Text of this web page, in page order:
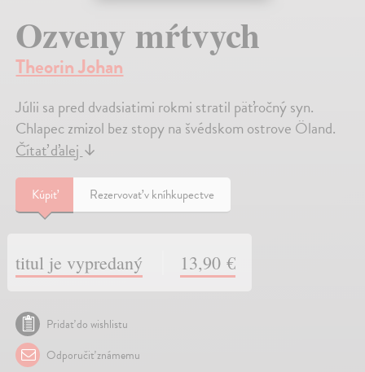
Ozveny mŕtvych
Theorin Johan
Júlii sa pred dvadsiatimi rokmi stratil päťročný syn.
Chlapec zmizol bez stopy na švédskom ostrove Öland.
Čítať ďalej ↓
Kúpiť Rezervovať v kníhkupectve
titul je vypredaný 13,90 €
Pridať do wishlistu
Odporučiť známemu